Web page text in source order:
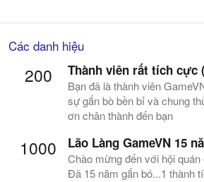
Các danh hiệu
200 Thành viên rất tích cực
Bạn đã là thành viên
sự gắn bò bền bỉ và chung
ơn chân thành đến bạn
1000 Lão Làng GameVN 15
Chào mừng đến với hội
Đã 15 năm gắn bó...1 thành